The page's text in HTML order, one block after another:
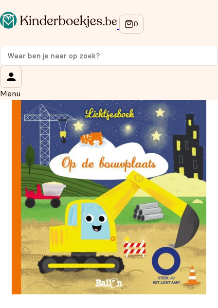
Menu
Op de hoogte blijven van onze acties?
Meld je aan voor onze nieuwsbrief en ontvang
korting
Wat is je voornaam?
Wat is je e-mailadres?*
Aanmelden
We gebruiken je gegevens om contact op te nemen, in
overeenstemming met onsprivacybeleid.